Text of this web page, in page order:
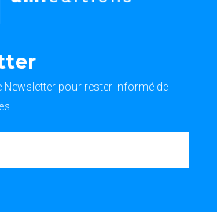
pour rester informé de